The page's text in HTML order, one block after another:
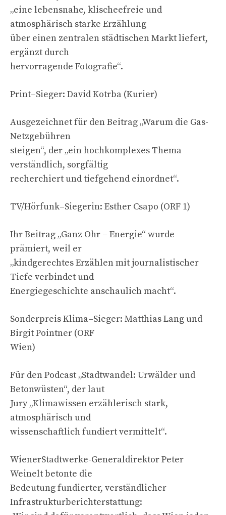
„eine lebensnahe, klischeefreie und
atmosphärisch starke Erzählung
über einen zentralen städtischen Markt liefert,
ergänzt durch
hervorragende Fotografie“.
Print–Sieger: David Kotrba (Kurier)
Ausgezeichnet für den Beitrag „Warum die Gas-
Netzgebühren
steigen“, der „ein hochkomplexes Thema
verständlich, sorgfältig
recherchiert und tiefgehend einordnet“.
TV/Hörfunk–Siegerin: Esther Csapo (ORF 1)
Ihr Beitrag „Ganz Ohr – Energie“ wurde
prämiert, weil er
„kindgerechtes Erzählen mit journalistischer
Tiefe verbindet und
Energiegeschichte anschaulich macht“.
Sonderpreis Klima–Sieger: Matthias Lang und
Birgit Pointner (ORF
Wien)
Für den Podcast „Stadtwandel: Urwälder und
Betonwüsten“, der laut
Jury „Klimawissen erzählerisch stark,
atmosphärisch und
wissenschaftlich fundiert vermittelt“.
WienerStadtwerke-Generaldirektor Peter
Weinelt betonte die
Bedeutung fundierter, verständlicher
Infrastrukturberichterstattung: